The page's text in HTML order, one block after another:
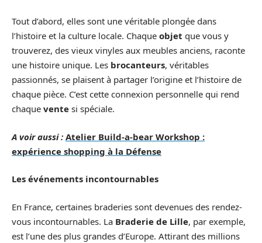
Tout d’abord, elles sont une véritable plongée dans
l’histoire et la culture locale. Chaque objet que vous y
trouverez, des vieux vinyles aux meubles anciens, raconte
une histoire unique. Les brocanteurs, véritables
passionnés, se plaisent à partager l’origine et l’histoire de
chaque pièce. C’est cette connexion personnelle qui rend
chaque vente si spéciale.
A voir aussi : Atelier Build-a-bear Workshop :
expérience shopping à la Défense
Les événements incontournables
En France, certaines braderies sont devenues des rendez-
vous incontournables. La Braderie de Lille, par exemple,
est l’une des plus grandes d’Europe. Attirant des millions